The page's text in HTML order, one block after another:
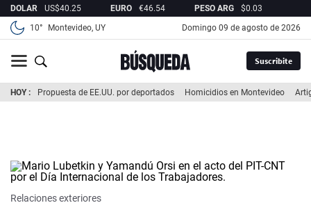
DOLAR US$40.25 EURO €46.54 PESO ARG $0.03
10°
Montevideo, UY domingo 09 de agosto de 2026
Suscribite
HOY Propuesta de EE.UU. por deportados Homicidios en Montevideo
Relaciones exteriores